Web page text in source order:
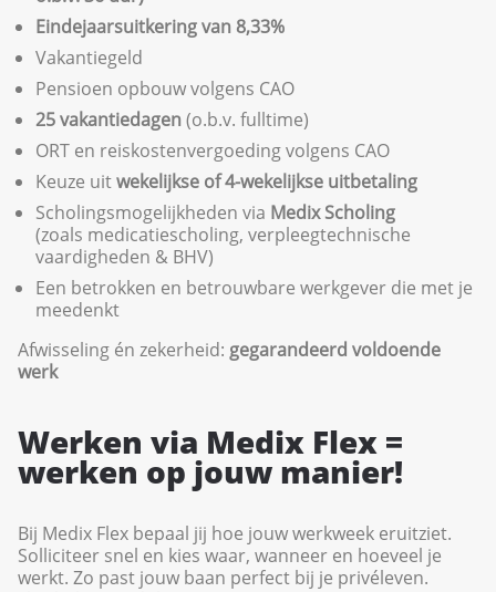
Eindejaarsuitkering van 8,33%
Vakantiegeld
Pensioen opbouw volgens CAO
25 vakantiedagen(o.b.v. fulltime)
ORT en reiskostenvergoeding volgens CAO
Keuze uitwekelijkse of 4-wekelijkse uitbetaling
Scholingsmogelijkheden via Medix Scholing
(zoals medicatiescholing, verpleegtechnische
vaardigheden & BHV)
Een betrokken en betrouwbare werkgever die met je
meedenkt
Afwisseling én zekerheid: gegarandeerd voldoende
werk
Werken via Medix Flex =
werken op jouw manier!
Bij Medix Flex bepaal jij hoe jouw werkweek eruitziet.
Solliciteer snel en kies waar, wanneer en hoeveel je
werkt. Zo past jouw baan perfect bij je privéleven.